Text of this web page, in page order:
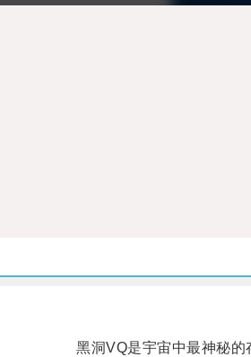
黑洞VQ是宇宙中最神秘的